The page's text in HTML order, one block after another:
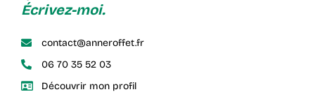
Écrivez-moi.
contact@anneroffet.fr
06 70 35 52 03
Découvrir mon profil